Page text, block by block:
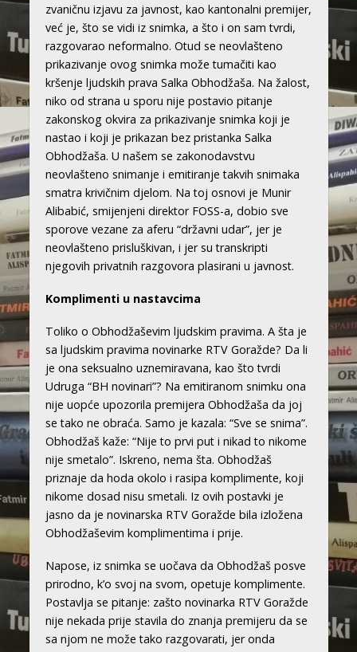
zvaničnu izjavu za javnost, kao kantonalni premijer,
već je, što se vidi iz snimka, a što i on sam tvrdi,
razgovarao neformalno. Otud se neovlašteno
prikazivanje ovog snimka može tumačiti kao
kršenje ljudskih prava Salka Obhodžaša. Na žalost,
niko od strana u sporu nije postavio pitanje
zakonskog okvira za prikazivanje snimka koji je
nastao i koji je prikazan bez pristanka Salka
Obhodžaša. U našem se zakonodavstvu
neovlašteno snimanje i emitiranje takvih snimaka
smatra krivičnim djelom. Na toj osnovi je Munir
Alibabić, smijenjeni direktor FOSS-a, dobio sve
sporove vezane za aferu “državni udar”, jer je
neovlašteno prisluškivan, i jer su transkripti
njegovih privatnih razgovora plasirani u javnost.
Komplimenti u nastavcima
Toliko o Obhodžaševim ljudskim pravima. A šta je
sa ljudskim pravima novinarke RTV Goražde? Da li
je ona seksualno uznemiravana, kao što tvrdi
Udruga “BH novinari”? Na emitiranom snimku ona
nije uopće upozorila premijera Obhodžaša da joj
se tako ne obraća. Samo je kazala: “Sve se snima”.
Obhodžaš kaže: “Nije to prvi put i nikad to nikome
nije smetalo”. Iskreno, nema šta. Obhodžaš
priznaje da hoda okolo i rasipa komplimente, koji
nikome dosad nisu smetali. Iz ovih postavki je
jasno da je novinarska RTV Goražde bila izložena
Obhodžaševim komplimentima i prije.
Napose, iz snimka se uočava da Obhodžaš posve
prirodno, k’o svoj na svom, opetuje komplimente.
Postavlja se pitanje: zašto novinarka RTV Goražde
nije nekada prije stavila do znanja premijeru da se
sa njom ne može tako razgovarati, jer onda